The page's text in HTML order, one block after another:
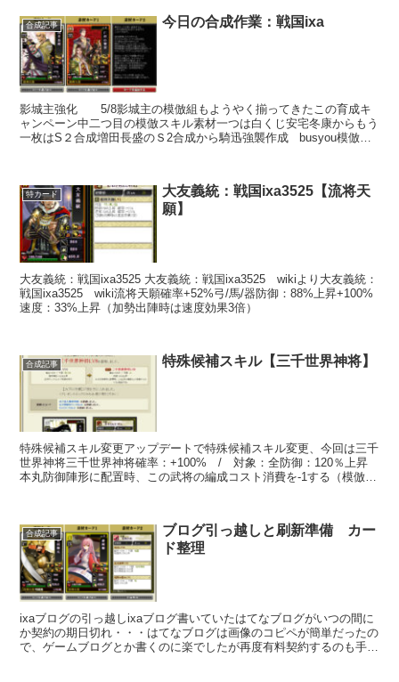
合成記事 今日の合成作業：戦国ixa
影城主強化 5/8影城主の模倣組もようやく揃ってきたこの育成キ
ャンペーン中二つ目の模倣スキル素材一つは白くじ安宅冬康からもう
一枚はS２合成増田長盛のＳ2合成から騎迅強襲作成 busyou模倣入
特カード
大友義統：戦国ixa3525【流将天
願】
大友義統：戦国ixa3525 大友義統：戦国ixa3525 wikiより大友義統：
戦国ixa3525 wiki流将天願確率+52%弓/馬/器防御：88%上昇+100%
速度：33%上昇（加勢出陣時は速度効果3倍）
合成記事 特殊候補スキル【三千世界神将】
特殊候補スキル変更アップデートで特殊候補スキル変更、今回は三千
世界神将三千世界神将確率：+100% / 対象：全防御：120％上昇
本丸防御陣形に配置時、この武将の編成コスト消費を-1する（模倣不
合成記事
ブログ引っ越しと刷新準備 カー
ド整理
ixaブログの引っ越しixaブログ書いていたはてなブログがいつの間に
か契約の期日切れ・・・はてなブログは画像のコピペが簡単だったの
で、ゲームブログとか書くのに楽でしたが再度有料契約するのも手間